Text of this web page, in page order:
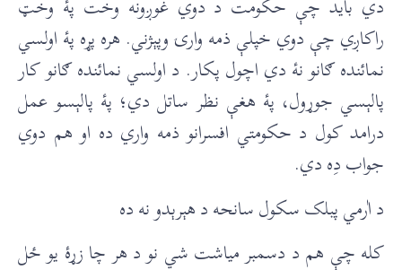
راکاږي چې دوي خپلې ذمه وارۍ وپېژني. هره پړه پۀ اولسي
نمائنده ګانو نۀ دي اچول پکار. د اولسي نمائنده ګانو کار
پالېسي جوړول، پۀ هغې نظر ساتل دي؛ پۀ پالېسو عمل
درامد کول د حکومتي افسرانو ذمه واري ده او هم دوي
جواب دِه دي.
د اٰرمي پبلک سکول سانحه د هېرېدو نه ده
کله چې هم د دسمبر مياشت شي نو د هر چا زړۀ يو ځل